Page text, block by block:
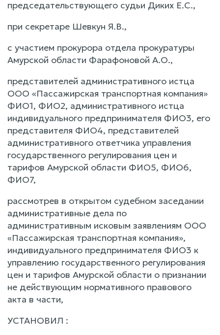
председательствующего судьи Диких Е.С.,
при секретаре Шевкун Я.В.,
с участием прокурора отдела прокуратуры
Амурской области Фарафоновой А.О.,
представителей административного истца
ООО «Пассажирская транспортная компания»
ФИО1, ФИО2, административного истца
индивидуального предпринимателя ФИО3, его
представителя ФИО4, представителей
административного ответчика управления
государственного регулирования цен и
тарифов Амурской области ФИО5, ФИО6,
ФИО7,
рассмотрев в открытом судебном заседании
административные дела по
административным исковым заявлениям ООО
«Пассажирская транспортная компания»,
индивидуального предпринимателя ФИО3 к
управлению государственного регулирования
цен и тарифов Амурской области о признании
не действующим нормативного правового
акта в части,
УСТАНОВИЛ :